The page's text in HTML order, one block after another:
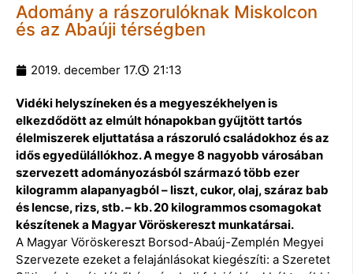
Adomány a rászorulóknak Miskolcon
és az Abaúji térségben
2019. december 17. 21:13
Vidéki helyszíneken és a megyeszékhelyen is
elkezdődött az elmúlt hónapokban gyűjtött tartós
élelmiszerek eljuttatása a rászoruló családokhoz és az
idős egyedülállókhoz. A megye 8 nagyobb városában
szervezett adományozásból származó több ezer
kilogramm alapanyagból – liszt, cukor, olaj, száraz bab
és lencse, rizs, stb. – kb. 20 kilogrammos csomagokat
készítenek a Magyar Vöröskereszt munkatársai.
A Magyar Vöröskereszt Borsod-Abaúj-Zemplén Megyei
Szervezete ezeket a felajánlásokat kiegészíti: a Szeretet